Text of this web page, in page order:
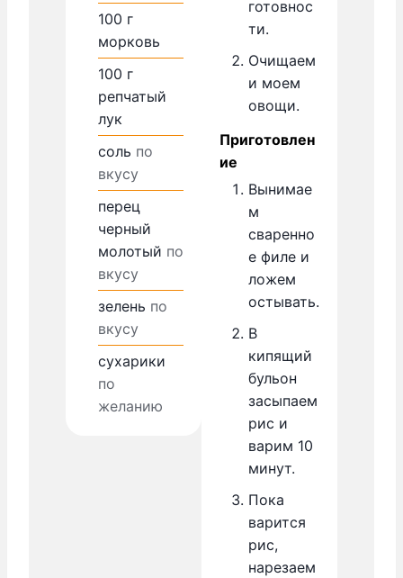
100 г
морковь
100 г
репчатый
лук
соль по
вкусу
перец
черный
молотый по
вкусу
зелень по
вкусу
сухарики
по
желанию
готовнос
ти.
Очищаем
и моем
овощи.
Приготовлен
ие
Вынимае
м
сваренно
е филе и
ложем
остывать.
В
кипящий
бульон
засыпаем
рис и
варим 10
минут.
Пока
варится
рис,
нарезаем